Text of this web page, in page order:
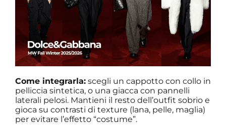
Come integrarla: scegli un cappotto con collo in
pelliccia sintetica, o una giacca con pannelli
laterali pelosi. Mantieni il resto dell’outfit sobrio e
gioca su contrasti di texture (lana, pelle, maglia)
per evitare l’effetto “costume”.